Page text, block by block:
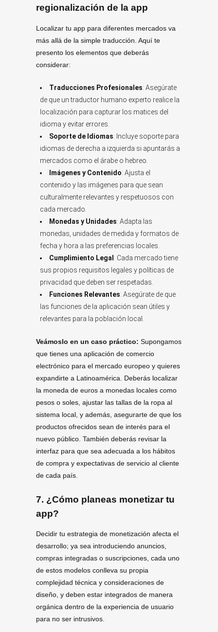
regionalización de la app
Localizar tu app para diferentes mercados va
más allá de la simple traducción. Aquí te
presento los elementos que deberás
considerar:
Traducciones Profesionales: Asegúrate
de que un traductor humano experto realice la
localización para capturar los matices del
idioma y evitar errores.
Soporte de Idiomas: Incluye soporte para
idiomas de derecha a izquierda si apuntarás a
mercados como el árabe o hebreo.
Imágenes y Contenido: Ajusta el
contenido y las imágenes para que sean
culturalmente relevantes y respetuosos con
cada mercado.
Monedas y Unidades: Adapta las
monedas, unidades de medida y formatos de
fecha y hora a las preferencias locales.
Cumplimiento Legal: Cada mercado tiene
sus propios requisitos legales y políticas de
privacidad que deben ser respetadas.
Funciones Relevantes: Asegúrate de que
las funciones de la aplicación sean útiles y
relevantes para la población local.
Veámoslo en un caso práctico: Supongamos
que tienes una aplicación de comercio
electrónico para el mercado europeo y quieres
expandirte a Latinoamérica. Deberás localizar
la moneda de euros a monedas locales como
pesos o soles, ajustar las tallas de la ropa al
sistema local, y además, asegurarte de que los
productos ofrecidos sean de interés para el
nuevo público. También deberás revisar la
interfaz para que sea adecuada a los hábitos
de compra y expectativas de servicio al cliente
de cada país.
7. ¿Cómo planeas monetizar tu
app?
Decidir tu estrategia de monetización afecta el
desarrollo; ya sea introduciendo anuncios,
compras integradas o suscripciones, cada uno
de estos modelos conlleva su propia
complejidad técnica y consideraciones de
diseño, y deben estar integrados de manera
orgánica dentro de la experiencia de usuario
para no ser intrusivos.